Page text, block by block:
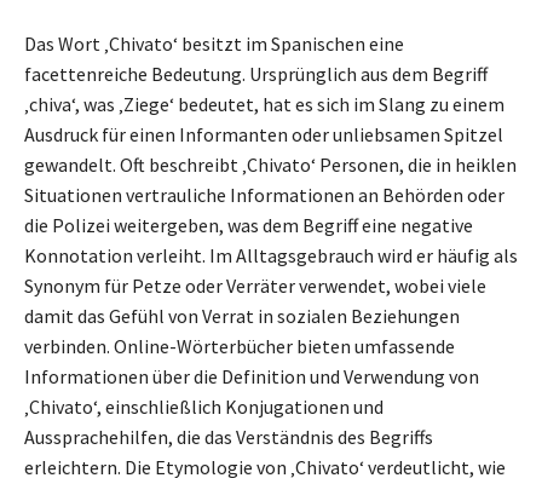
Das Wort ‚Chivato‘ besitzt im Spanischen eine
facettenreiche Bedeutung. Ursprünglich aus dem Begriff
‚chiva‘, was ‚Ziege‘ bedeutet, hat es sich im Slang zu einem
Ausdruck für einen Informanten oder unliebsamen Spitzel
gewandelt. Oft beschreibt ‚Chivato‘ Personen, die in heiklen
Situationen vertrauliche Informationen an Behörden oder
die Polizei weitergeben, was dem Begriff eine negative
Konnotation verleiht. Im Alltagsgebrauch wird er häufig als
Synonym für Petze oder Verräter verwendet, wobei viele
damit das Gefühl von Verrat in sozialen Beziehungen
verbinden. Online-Wörterbücher bieten umfassende
Informationen über die Definition und Verwendung von
‚Chivato‘, einschließlich Konjugationen und
Aussprachehilfen, die das Verständnis des Begriffs
erleichtern. Die Etymologie von ‚Chivato‘ verdeutlicht, wie